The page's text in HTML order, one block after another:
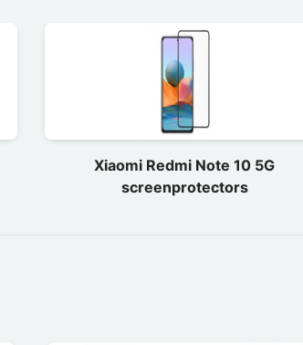
Xiaomi Redmi Note 10 5G
screenprotectors